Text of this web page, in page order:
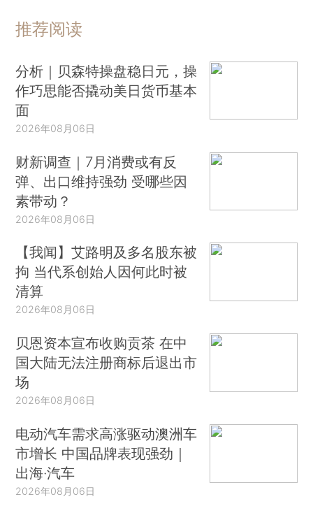
推荐阅读
分析｜贝森特操盘稳日元，操
作巧思能否撬动美日货币基本
面
2026年08月06日
财新调查｜7月消费或有反
弹、出口维持强劲 受哪些因
素带动？
2026年08月06日
【我闻】艾路明及多名股东被
拘 当代系创始人因何此时被
清算
2026年08月06日
贝恩资本宣布收购贡茶 在中
国大陆无法注册商标后退出市
场
2026年08月06日
电动汽车需求高涨驱动澳洲车
市增长 中国品牌表现强劲｜
出海·汽车
2026年08月06日